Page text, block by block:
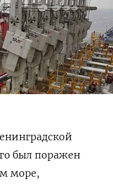
был поражен
море,